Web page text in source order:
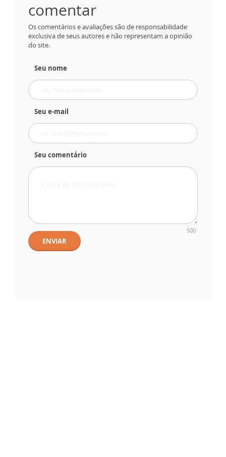
comentar
Os comentários e avaliações são de responsabilidade
exclusiva de seus autores e não representam a opinião
do site.
Seu nome
Seu e-mail
Seu comentário
500
ENVIAR